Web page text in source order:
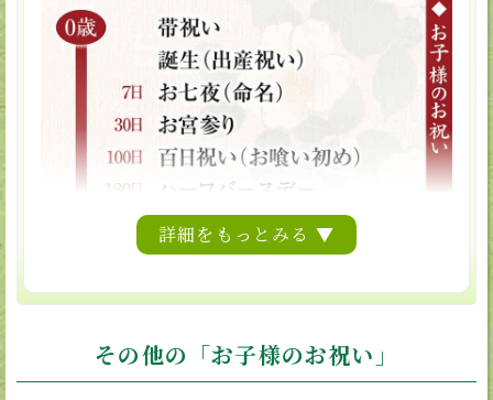
詳細をもっとみる ▼
その他の「お子様のお祝い」